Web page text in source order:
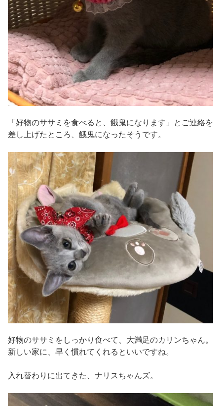
「好物のササミを食べると、餓鬼になります」とご連絡を
差し上げたところ、餓鬼になったそうです。
好物のササミをしっかり食べて、大満足のカリンちゃん。
新しい家に、早く慣れてくれるといいですね。
入れ替わりに出てきた、ナリスちゃんズ。